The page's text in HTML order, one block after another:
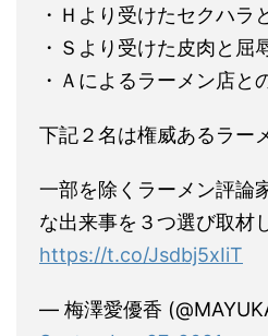
・Ｈより受けたセクハラ
・Ｓより受けた皮肉と屈
・Ａによるラーメン店と
下記２名は権威あるラー
一部を除くラーメン評論
な出来事を３つ選び取材
https://t.co/Jsdbj5xIiT
— 梅澤愛優香